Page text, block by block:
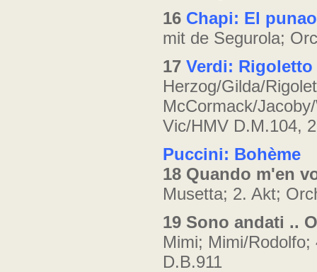
16 Chapi: El
mit de Segurola;
17 Verdi: Rigoletto
Herzog/Gilda/
McCormack/
Vic/HMV D.M.104,
Puccini: Bohème
18 Quando m'en
Musetta; 2. Akt;
19 Sono andati ..
Mimi; Mimi/
D.B.911